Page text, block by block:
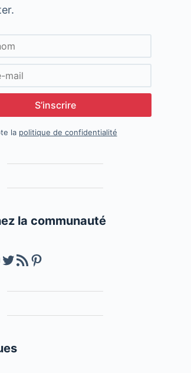
S’inscrire
la politique de confidentialité
la communauté
Twitter
Feed RSSPinterest